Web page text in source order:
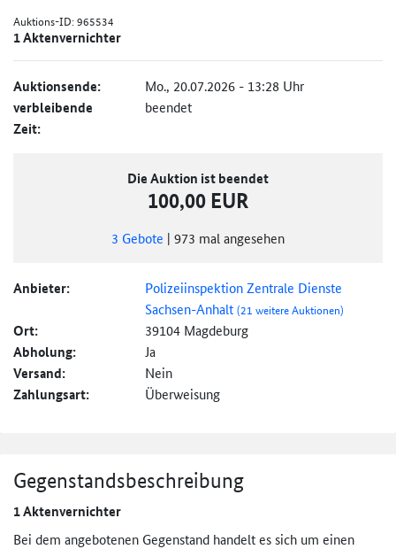
Auktions-ID:965534
1 Aktenvernichter
Auktionsende: Mo., 20.07.2026 - 13:28 Uhr
verbleibende
Zeit:
beendet
Die Auktion ist beendet
100,00 EUR
3 Gebote | 973 mal angesehen
Anbieter:
Polizeiinspektion Zentrale Dienste
Sachsen-Anhalt(21 weitere Auktionen)
Ort: 39104 Magdeburg
Abholung: Ja
Versand: Nein
Zahlungsart: Überweisung
Gegenstandsbeschreibung
1 Aktenvernichter
Bei dem angebotenen Gegenstand handelt es sich um einen